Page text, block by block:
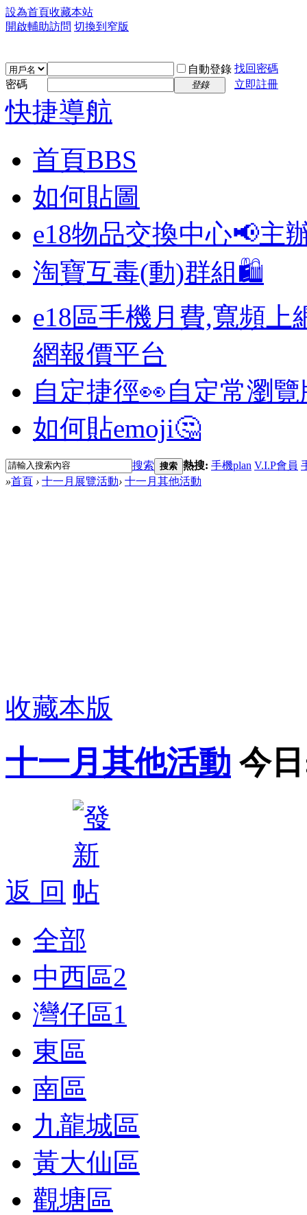
設為首頁收藏本站
開啟輔助訪問 切換到窄版
自動登錄 找回密碼
密碼
登錄 立即註冊
快捷導航
首頁BBS
如何貼圖
e18物品交換中心📢主
淘寶互毒(動)群組🛍️
e18區手機月費,寬頻上
網報價平台
自定捷徑👀自定常瀏
如何貼emoji🤔
搜索 搜索 熱搜: 手機plan V.I.P會員
»首頁 › 十一月展覽活動› 十一月其他活動
收藏本版
十一月其他活動 今
返 回
全部
中西區2
灣仔區1
東區
南區
九龍城區
黃大仙區
觀塘區